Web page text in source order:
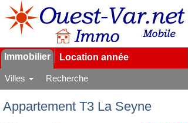
Immobilier Location année
Villes Recherche
Appartement T3 La Seyne